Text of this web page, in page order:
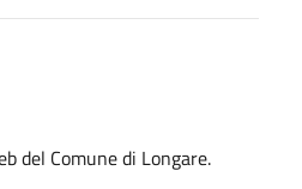
del Comune di Longare.